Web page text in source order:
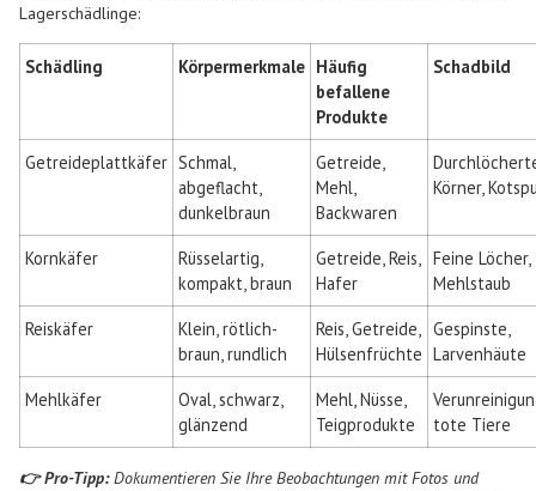
Lagerschädlinge:
Schädling Körpermerkmale Häufig
befallene
Produkte
Schadbild
Getreideplattkäfer Schmal,
abgeflacht,
dunkelbraun
Getreide,
Mehl,
Backwaren
Körner,
Kornkäfer
Rüsselartig,
kompakt, braun
Getreide, Reis,
Hafer
Feine Löcher,
Mehlstaub
Reiskäfer
Klein, rötlich-
braun, rundlich
Reis, Getreide,
Hülsenfrüchte
Gespinste,
Larvenhäute
Mehlkäfer
Oval, schwarz,
glänzend
Mehl, Nüsse,
Teigprodukte
tote Tiere
👉 Pro-Tipp: Dokumentieren Sie Ihre Beobachtungen mit Fotos und